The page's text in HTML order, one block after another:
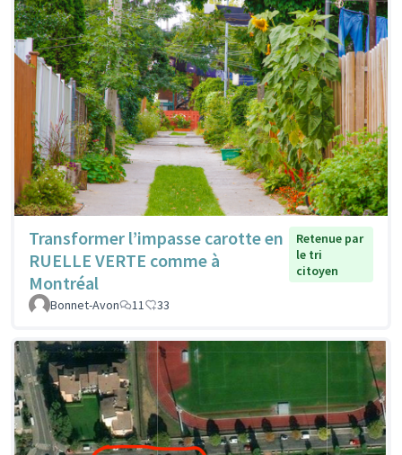
Transformer l’impasse carotte en
RUELLE VERTE comme à
Montréal
Retenue par
le tri
citoyen
Bonnet-Avon 11 33